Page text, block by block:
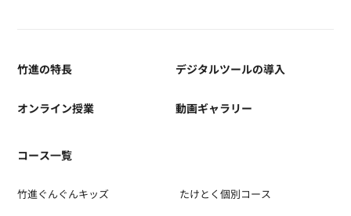
竹進の特長 デジタルツールの導入
オンライン授業 動画ギャラリー
コース一覧
竹進ぐんぐんキッズ たけとく個別コース